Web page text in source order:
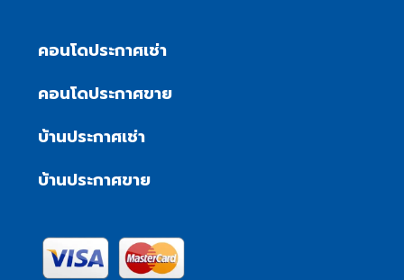
คอนโดประกาศเช่า
คอนโดประกาศขาย
บ้านประกาศเช่า
บ้านประกาศขาย